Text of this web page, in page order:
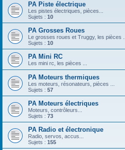
PA Piste électrique
Les pistes électriques, pièces...
Sujets : 10
PA Grosses Roues
Le grosses roues et Truggy, les pièces ...
Sujets : 10
PA Mini RC
Les mini rc, les pièces ...
PA Moteurs thermiques
Les moteurs, résonateurs, pièces ...
Sujets : 57
PA Moteurs électriques
Moteurs, contrôleurs...
Sujets : 73
PA Radio et électronique
Radio, servos, accus...
Sujets : 155